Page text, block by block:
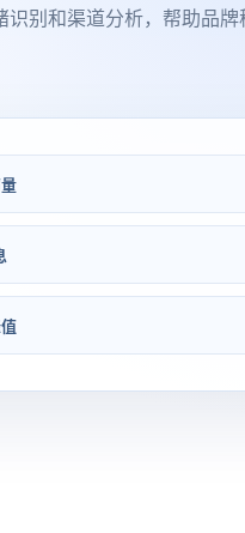
识别和渠道分析，帮助品